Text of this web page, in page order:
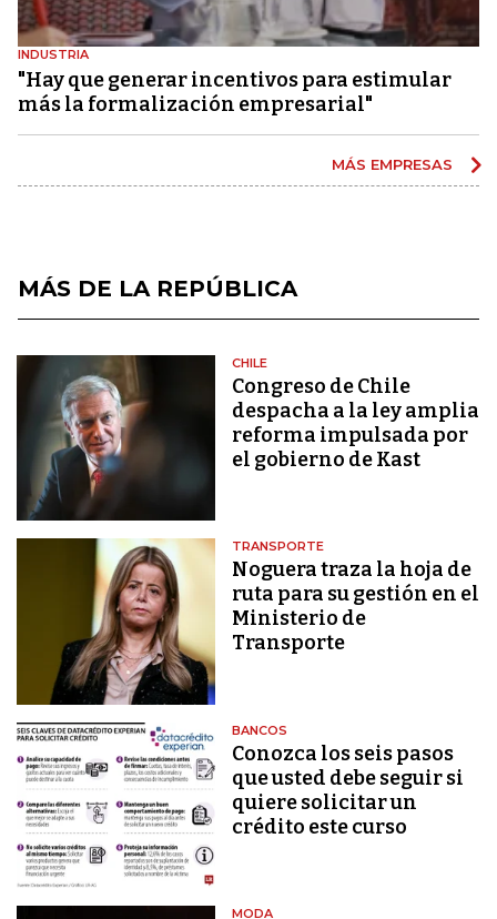
INDUSTRIA
"Hay que generar incentivos para estimular
más la formalización empresarial"
MÁS EMPRESAS
MÁS DE LA REPÚBLICA
CHILE
Congreso de Chile
despacha a la ley amplia
reforma impulsada por
el gobierno de Kast
TRANSPORTE
Noguera traza la hoja de
ruta para su gestión en el
Ministerio de
Transporte
BANCOS
Conozca los seis pasos
que usted debe seguir si
quiere solicitar un
crédito este curso
MODA